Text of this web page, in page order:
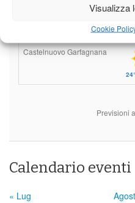
Visualizza
Cookie
Castelnuovo Garfagnana
Previsioni
Calendario eventi
« Lug